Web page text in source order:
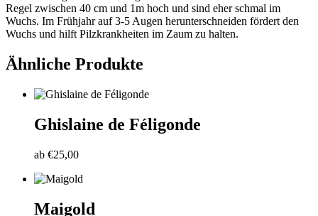
Regel zwischen 40 cm und 1m hoch und sind eher schmal im
Wuchs. Im Frühjahr auf 3-5 Augen herunterschneiden fördert den
Wuchs und hilft Pilzkrankheiten im Zaum zu halten.
Ähnliche Produkte
Ghislaine de Féligonde
ab €25,00
Maigold